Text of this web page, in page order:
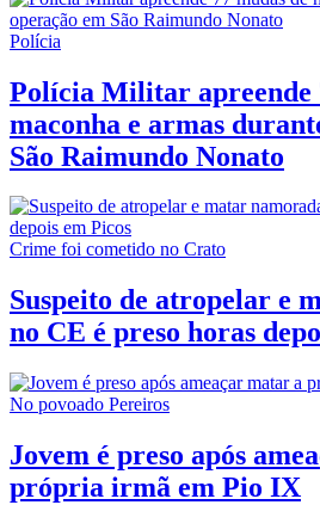
Polícia
Polícia Militar apreende
maconha e armas
São Raimundo Nonato
Crime foi cometido no Crato
Suspeito de atropelar e
no CE é preso horas
No povoado Pereiros
Jovem é preso após
própria irmã em Pio IX